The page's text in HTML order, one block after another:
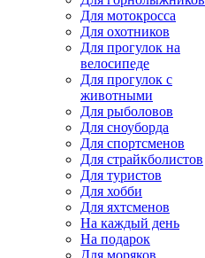
Для мотокросса
Для охотников
Для прогулок на
велосипеде
Для прогулок с
животными
Для рыболовов
Для сноуборда
Для спортсменов
Для страйкболистов
Для туристов
Для хобби
Для яхтсменов
На каждый день
На подарок
Для моряков